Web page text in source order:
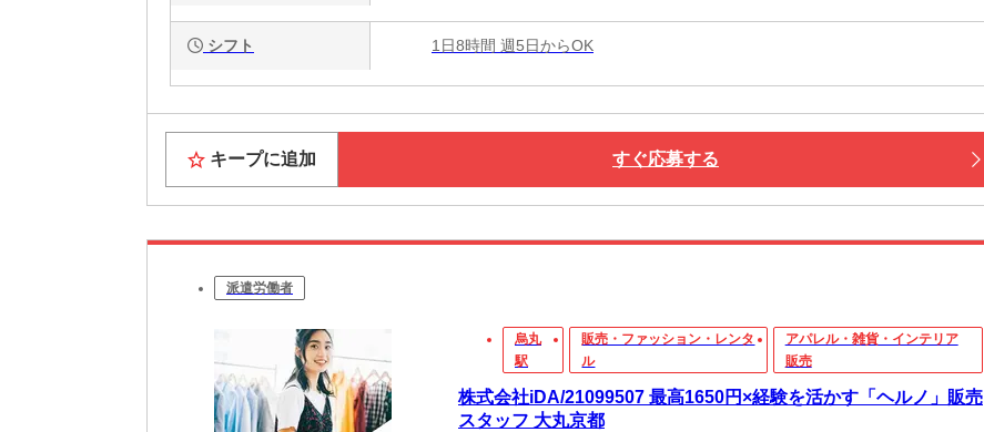
シフト 1日8時間 週5日からOK
キープに追加 すぐ応募する
派遣労働者
烏丸
駅
販売・ファッション・レンタ
ル
アパレル・雑貨・インテリア
販売
株式会社iDA/21099507 最高1650円×経験を活かす「ヘルノ」販売
スタッフ 大丸京都